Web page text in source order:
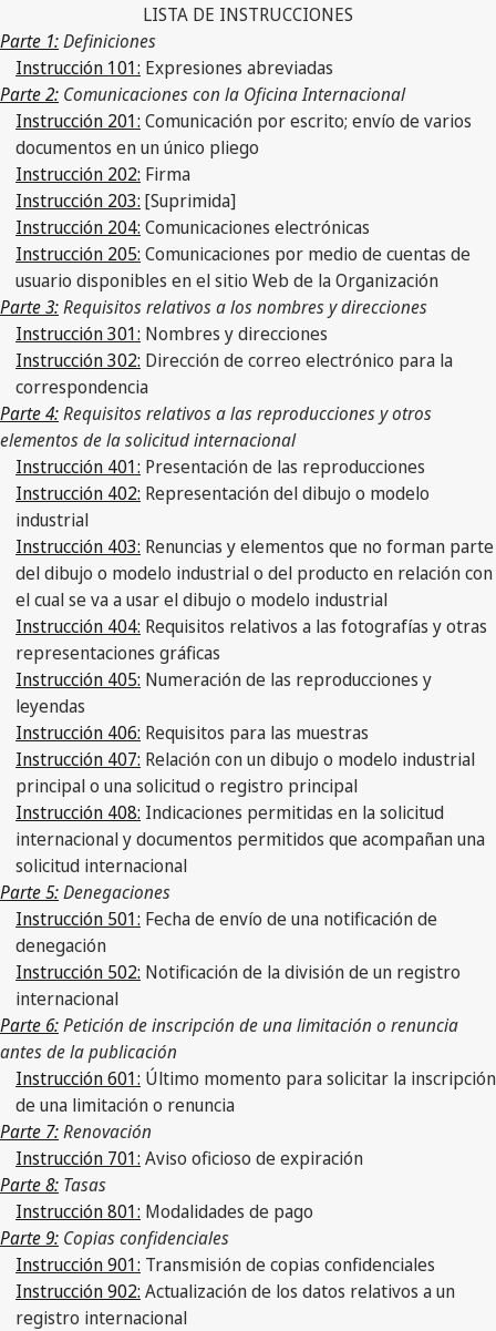
LISTA DE INSTRUCCIONES
Parte 1:Definiciones
Instrucción 101: Expresiones abreviadas
Parte 2: Comunicaciones con la Oficina Internacional
Instrucción 201: Comunicación por escrito; envío de varios
documentos en un único pliego
Instrucción 202: Firma
Instrucción 203: [Suprimida]
Instrucción 204: Comunicaciones electrónicas
Instrucción 205: Comunicaciones por medio de cuentas de
usuario disponibles en el sitio Web de la Organización
Parte 3:Requisitos relativos a los nombres y direcciones
Instrucción 301: Nombres y direcciones
Instrucción 302: Dirección de correo electrónico para la
correspondencia
Parte 4:Requisitos relativos a las reproducciones y otros
elementos de la solicitud internacional
Instrucción 401: Presentación de las reproducciones
Instrucción 402: Representación del dibujo o modelo
industrial
Instrucción 403: Renuncias y elementos que no forman parte
del dibujo o modelo industrial o del producto en relación con
el cual se va a usar el dibujo o modelo industrial
Instrucción 404: Requisitos relativos a las fotografías y otras
representaciones gráficas
Instrucción 405: Numeración de las reproducciones y
leyendas
Instrucción 406: Requisitos para las muestras
Instrucción 407: Relación con un dibujo o modelo industrial
principal o una solicitud o registro principal
Instrucción 408: Indicaciones permitidas en la solicitud
internacional y documentos permitidos que acompañan una
solicitud internacional
Parte 5:Denegaciones
Instrucción 501: Fecha de envío de una notificación de
denegación
Instrucción 502: Notificación de la división de un registro
internacional
Parte 6:Petición de inscripción de una limitación o renuncia
antes de la publicación
Instrucción 601: Último momento para solicitar la inscripción
de una limitación o renuncia
Parte 7:Renovación
Instrucción 701: Aviso oficioso de expiración
Parte 8: Tasas
Instrucción 801: Modalidades de pago
Parte 9: Copias confidenciales
Instrucción 901: Transmisión de copias confidenciales
Instrucción 902: Actualización de los datos relativos a un
registro internacional